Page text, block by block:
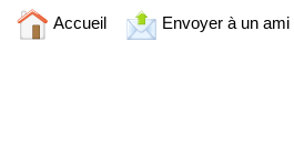
Accueil Envoyer à un ami